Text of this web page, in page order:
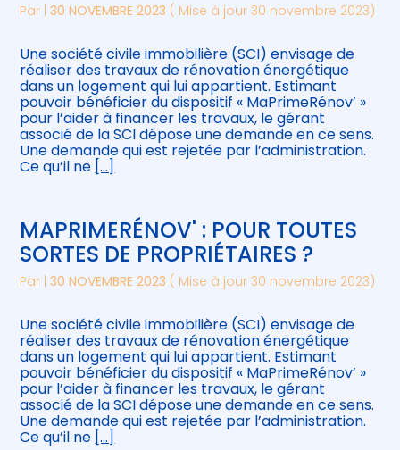
Par |30 NOVEMBRE 2023 ( Mise à jour 30 novembre 2023)
Une société civile immobilière (SCI) envisage de
réaliser des travaux de rénovation énergétique
dans un logement qui lui appartient. Estimant
pouvoir bénéficier du dispositif « MaPrimeRénov’ »
pour l’aider à financer les travaux, le gérant
associé de la SCI dépose une demande en ce sens.
Une demande qui est rejetée par l’administration.
Ce qu’il ne […]
MAPRIMERÉNOV' : POUR TOUTES
SORTES DE PROPRIÉTAIRES ?
Par |30 NOVEMBRE 2023 ( Mise à jour 30 novembre 2023)
Une société civile immobilière (SCI) envisage de
réaliser des travaux de rénovation énergétique
dans un logement qui lui appartient. Estimant
pouvoir bénéficier du dispositif « MaPrimeRénov’ »
pour l’aider à financer les travaux, le gérant
associé de la SCI dépose une demande en ce sens.
Une demande qui est rejetée par l’administration.
Ce qu’il ne […]